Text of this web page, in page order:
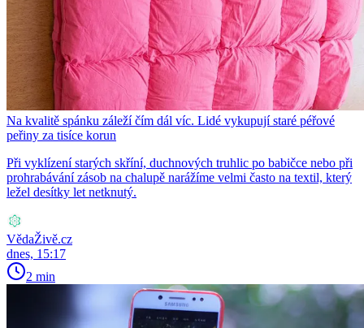
Na kvalitě spánku záleží čím dál víc. Lidé vykupují staré péřové
peřiny za tisíce korun
Při vyklízení starých skříní, duchnových truhlic po babičce nebo při
prohrabávání zásob na chalupě narážíme velmi často na textil, který
ležel desítky let netknutý.
VědaŽivě.cz
dnes, 15:17
2 min